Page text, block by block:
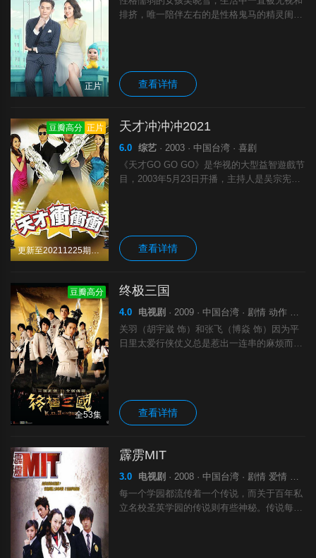
正片
排挤，唯一陪伴左右的是性格鬼马的精灵闺蜜
查看详情
豆瓣高分 正片
更新至20211225期完结
天才冲冲冲2021
6.0 综艺 · 2003 · 中国台湾 · 喜剧
《天才GO GO GO》是华视的大型益智遊戲节
目，2003年5月23日开播，主持人是吴宗宪，
查看详情
豆瓣高分
全53集
终极三国
4.0 电视剧 · 2009 · 中国台湾 · 剧情 动作 科幻 冒险
关羽（胡宇崴 饰）和张飞（博焱 饰）因为平
日里太爱行侠仗义总是惹出一连串的麻烦而屡
查看详情
霹雳MIT
3.0 电视剧 · 2008 · 中国台湾 · 剧情 爱情 悬疑 惊悚 恐怖
每一个学园都流传着一个传说，而关于百年私
立名校圣英学园的传说则有些神秘。传说每当